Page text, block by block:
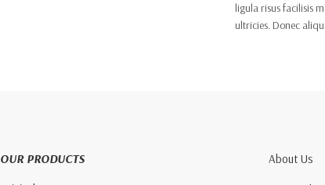
ligula risus facilisis
ultricies. Donec
OUR PRODUCTS About Us